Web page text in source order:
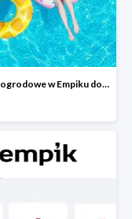
Baseny ogrodowe w Empiku do -25%